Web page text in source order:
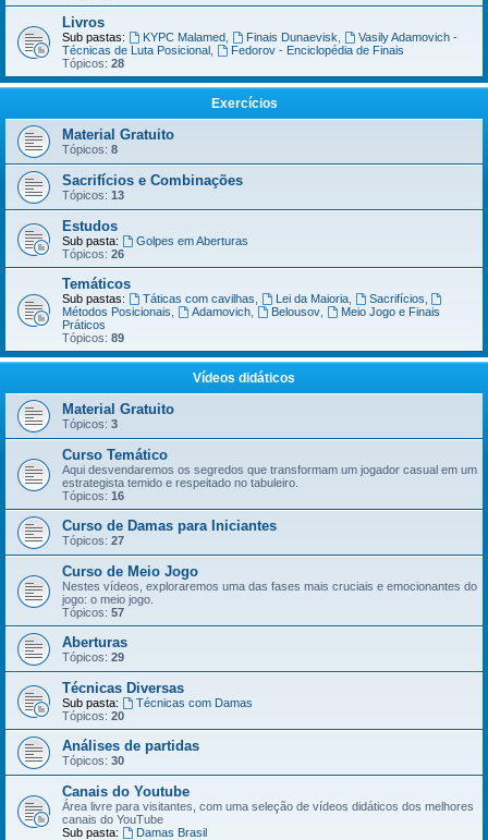
Livros
Sub pastas: KYPC Malamed, Finais Dunaevisk
Vasily Adamovich -
Técnicas de Luta Posicional
Fedorov - Enciclopédia de Finais
Tópicos: 28
Exercícios
Material Gratuito
Tópicos: 8
Sacrifícios e Combinações
Tópicos: 13
Estudos
Sub pasta:
Golpes em Aberturas
Tópicos: 26
Temáticos
Sub pastas: Táticas com cavilhas Lei da Maioria, Sacrifícios
Métodos Posicionais
Adamovich, Belousov,
Meio Jogo e Finais
Práticos
Tópicos: 89
Vídeos didáticos
Material Gratuito
Tópicos: 3
Curso Temático
Aqui desvendaremos os segredos que transformam um jogador casual em um
estrategista temido e respeitado no tabuleiro.
Tópicos: 16
Curso de Damas para Iniciantes
Tópicos: 27
Curso de Meio Jogo
Nestes vídeos, exploraremos uma das fases mais cruciais e emocionantes do
jogo: o meio jogo.
Tópicos: 57
Aberturas
Tópicos: 29
Técnicas Diversas
Sub pasta:
Técnicas com Damas
Tópicos: 20
Análises de partidas
Tópicos: 30
Canais do Youtube
Área livre para visitantes, com uma seleção de vídeos didáticos dos melhores
canais do YouTube
Sub pasta:
Damas Brasil